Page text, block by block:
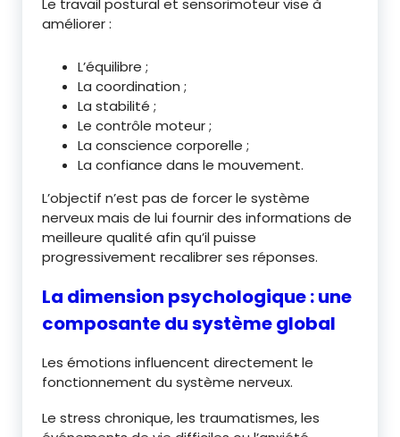
Le travail postural et sensorimoteur vise à
améliorer :
L’équilibre ;
La coordination ;
La stabilité ;
Le contrôle moteur ;
La conscience corporelle ;
La confiance dans le mouvement.
L’objectif n’est pas de forcer le système
nerveux mais de lui fournir des informations de
meilleure qualité afin qu’il puisse
progressivement recalibrer ses réponses.
La dimension psychologique : une
composante du système global
Les émotions influencent directement le
fonctionnement du système nerveux.
Le stress chronique, les traumatismes, les